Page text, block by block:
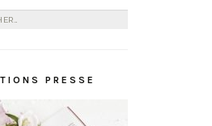
PRESSE